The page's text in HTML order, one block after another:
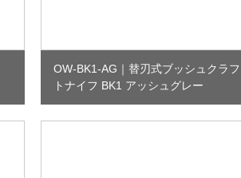
OW-BK1-AG ｜ 替刃式ブッシュクラフ
トナイフ BK1 アッシュグレー